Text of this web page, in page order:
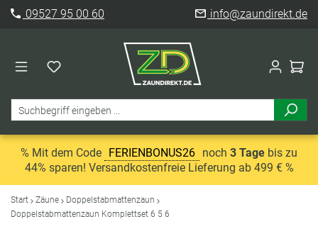
09527 95 00 60 info@zaundirekt.de
% Mit dem Code FERIENBONUS26 noch 3 Tage bis zu
44% sparen! Versandkostenfreie Lieferung ab 499 € %
Start Zäune
Doppelstabmattenzaun
Doppelstabmattenzaun Komplettset 6 5 6